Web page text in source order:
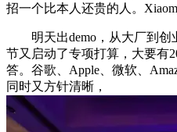
招一个比本人还贵的人。
明天出demo，从大厂到创
节又启动了专项打算，大要有
答。谷歌、Apple、微软、
同时又方针清晰，